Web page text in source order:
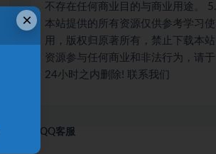
不存在任何商业目的与商业用途。 5.
本站提供的所有资源仅供参考学习使
用，版权归原著所有，禁止下载本站
资源参与任何商业和非法行为，请于
24小时之内删除! 联系我们
QQ客服
×